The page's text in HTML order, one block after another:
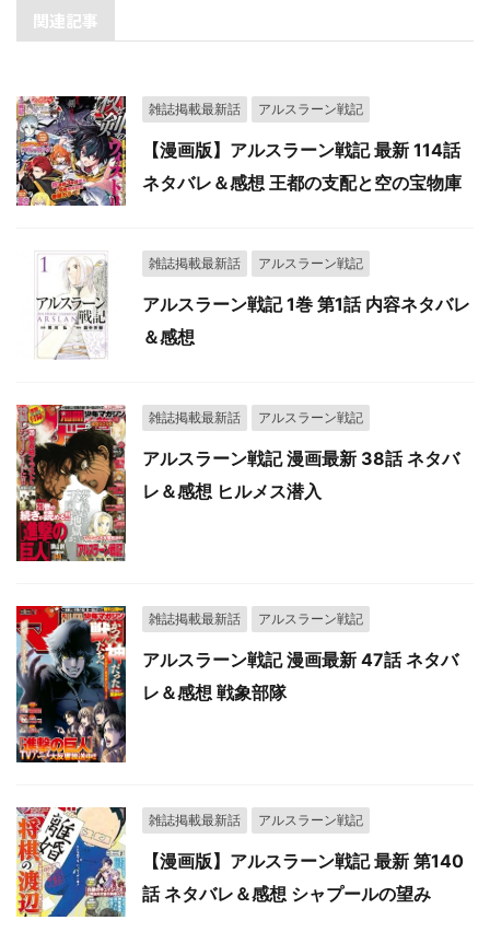
関連記事
雑誌掲載最新話 アルスラーン戦記
【漫画版】アルスラーン戦記 最新 114話
ネタバレ＆感想 王都の支配と空の宝物庫
雑誌掲載最新話 アルスラーン戦記
アルスラーン戦記 1巻 第1話 内容ネタバレ
＆感想
雑誌掲載最新話 アルスラーン戦記
アルスラーン戦記 漫画最新 38話 ネタバ
レ＆感想 ヒルメス潜入
雑誌掲載最新話 アルスラーン戦記
アルスラーン戦記 漫画最新 47話 ネタバ
レ＆感想 戦象部隊
雑誌掲載最新話 アルスラーン戦記
【漫画版】アルスラーン戦記 最新 第140
話 ネタバレ＆感想 シャプールの望み